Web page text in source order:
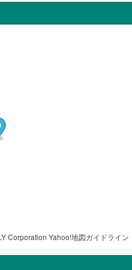
Corporation Yahoo!地図ガイドライン